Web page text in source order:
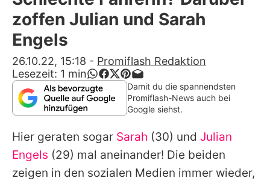
Alle Themen auf Promiflash
App runterladen
Team
Redaktionelle Richtlinien
Impressum
Datenschutzerklärung
zoffen Julian und Sarah
Engels
26.10.22, 15:18 - Promiflash Redaktion
Lesezeit: 1 min
Damit du die spannendsten
Promiflash-News auch bei
Google siehst.
Hier geraten sogar Sarah (30) und Julian
Engels (29) mal aneinander! Die beiden
zeigen in den sozialen Medien immer wieder,